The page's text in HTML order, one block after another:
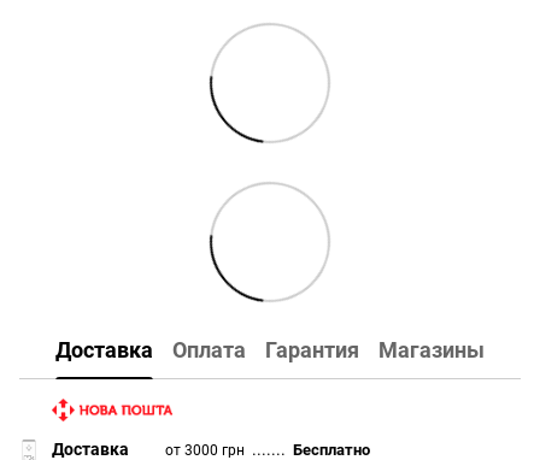
Доставка Оплата Гарантия Магазины
Доставка от 3000 грн .......Бесплатно